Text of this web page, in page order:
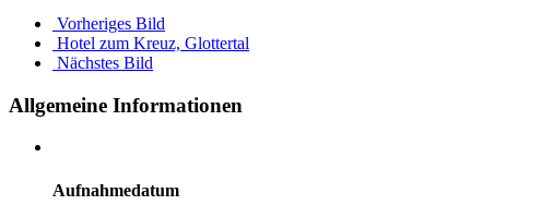
Vorheriges Bild
Hotel zum Kreuz, Glottertal
Nächstes Bild
Allgemeine Informationen
Aufnahmedatum